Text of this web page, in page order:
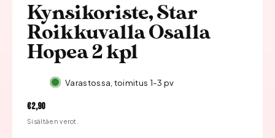
Kynsikoriste, Star
Roikkuvalla Osalla
Hopea 2 kpl
Varastossa, toimitus 1-3 pv
Hinta
€2,90
Sisältäen verot.